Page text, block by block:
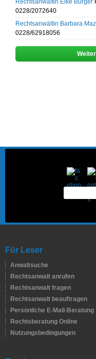
Rechtsanwältin Elke Burger
0228/2072640
Rechtsanwältin Barbara
0228/62918056
Für Leser
Anwaltsuche
Rechtsanwalt anrufen
Rechtsanwalt fragen
Rechtsanwalt beauftragen
Persönliche E-Mail-Beratung
Rechtsberatung Online
Nutzungsbedingungen